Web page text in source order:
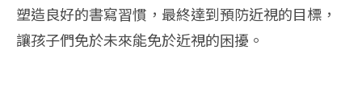
塑造良好的書寫習慣，最終達到預防近視的目標，
讓孩子們免於未來能免於近視的困擾。